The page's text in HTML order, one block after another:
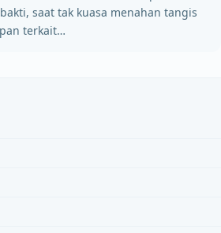
saat tak kuasa menahan tangis
terkait…